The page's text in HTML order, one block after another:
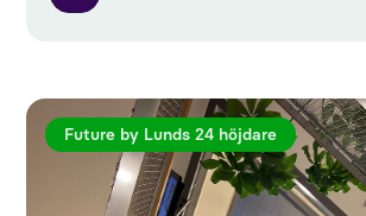
Future by Lunds 24 höjdare